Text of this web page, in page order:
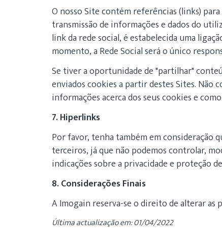
O nosso Site contém referências (links)
transmissão de informações e dados do
link da rede social, é estabelecida uma
momento, a Rede Social será o único
Se tiver a oportunidade de "partilhar"
enviados cookies a partir destes Sites. Não
informações acerca dos seus cookies e
7. Hiperlinks
Por favor, tenha também em consideração
terceiros, já que não podemos controlar,
indicações sobre a privacidade e proteção
8. Considerações Finais
A Imogain reserva-se o direito de alterar as
Última actualização em: 01/04/2022